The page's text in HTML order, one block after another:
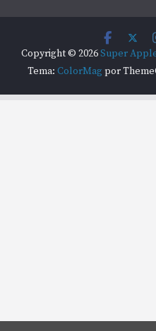
Copyright © 2026Super
Tema: ColorMag por